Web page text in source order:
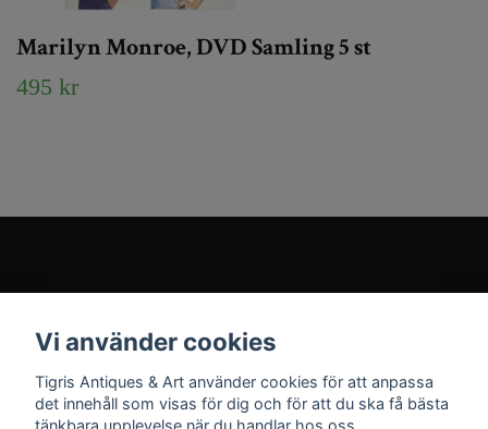
Marilyn Monroe, DVD Samling 5 st
495 kr
Sociala medier
Vi använder cookies
Tigris Antiques & Art använder cookies för att anpassa
det innehåll som visas för dig och för att du ska få bästa
tänkbara upplevelse när du handlar hos oss.